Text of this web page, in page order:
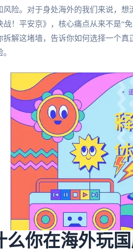
风险。对于身处海外的我们来说，
战！平安京》，核心痛点从来不是“
拆解这堵墙，告诉你如何选择一个
么你在海外玩